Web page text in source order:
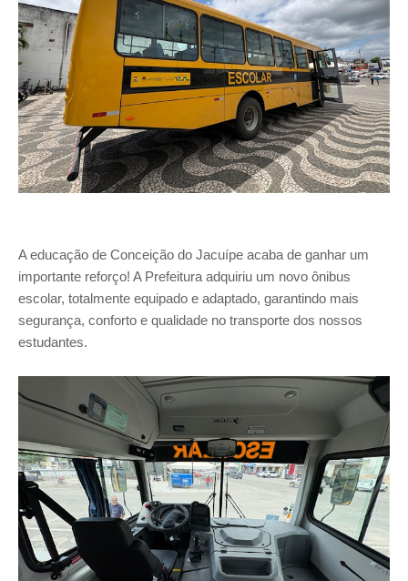
A educação de Conceição do Jacuípe acaba de ganhar um
importante reforço! A Prefeitura adquiriu um novo ônibus
escolar, totalmente equipado e adaptado, garantindo mais
segurança, conforto e qualidade no transporte dos nossos
estudantes.